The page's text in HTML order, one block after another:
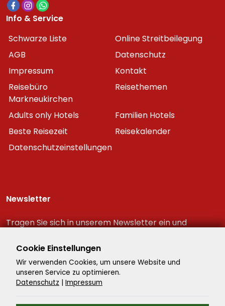
Info & Service
Schwarze Liste
Online Streitbeilegung
AGB
Datenschutz
Impressum
Kontakt
Reisebüro
Markneukirchen
Reisethemen
Adults only Hotels
Familien Hotels
Beste Reisezeit
Reisekalender
Datenschutzeinstellungen
Newsletter
Tragen Sie sich in unserem Newsletter ein und
Reiseschnäppchen!
Cookie Einstellungen
Wir verwenden Cookies, um unsere Website und
unseren Service zu optimieren.
Datenschutz | Impressum